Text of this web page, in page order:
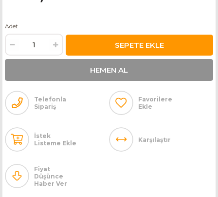
Adet
Telefonla
Sipariş
Favorilere
Ekle
İstek
Listeme Ekle
Karşılaştır
Fiyat
Düşünce
Haber Ver